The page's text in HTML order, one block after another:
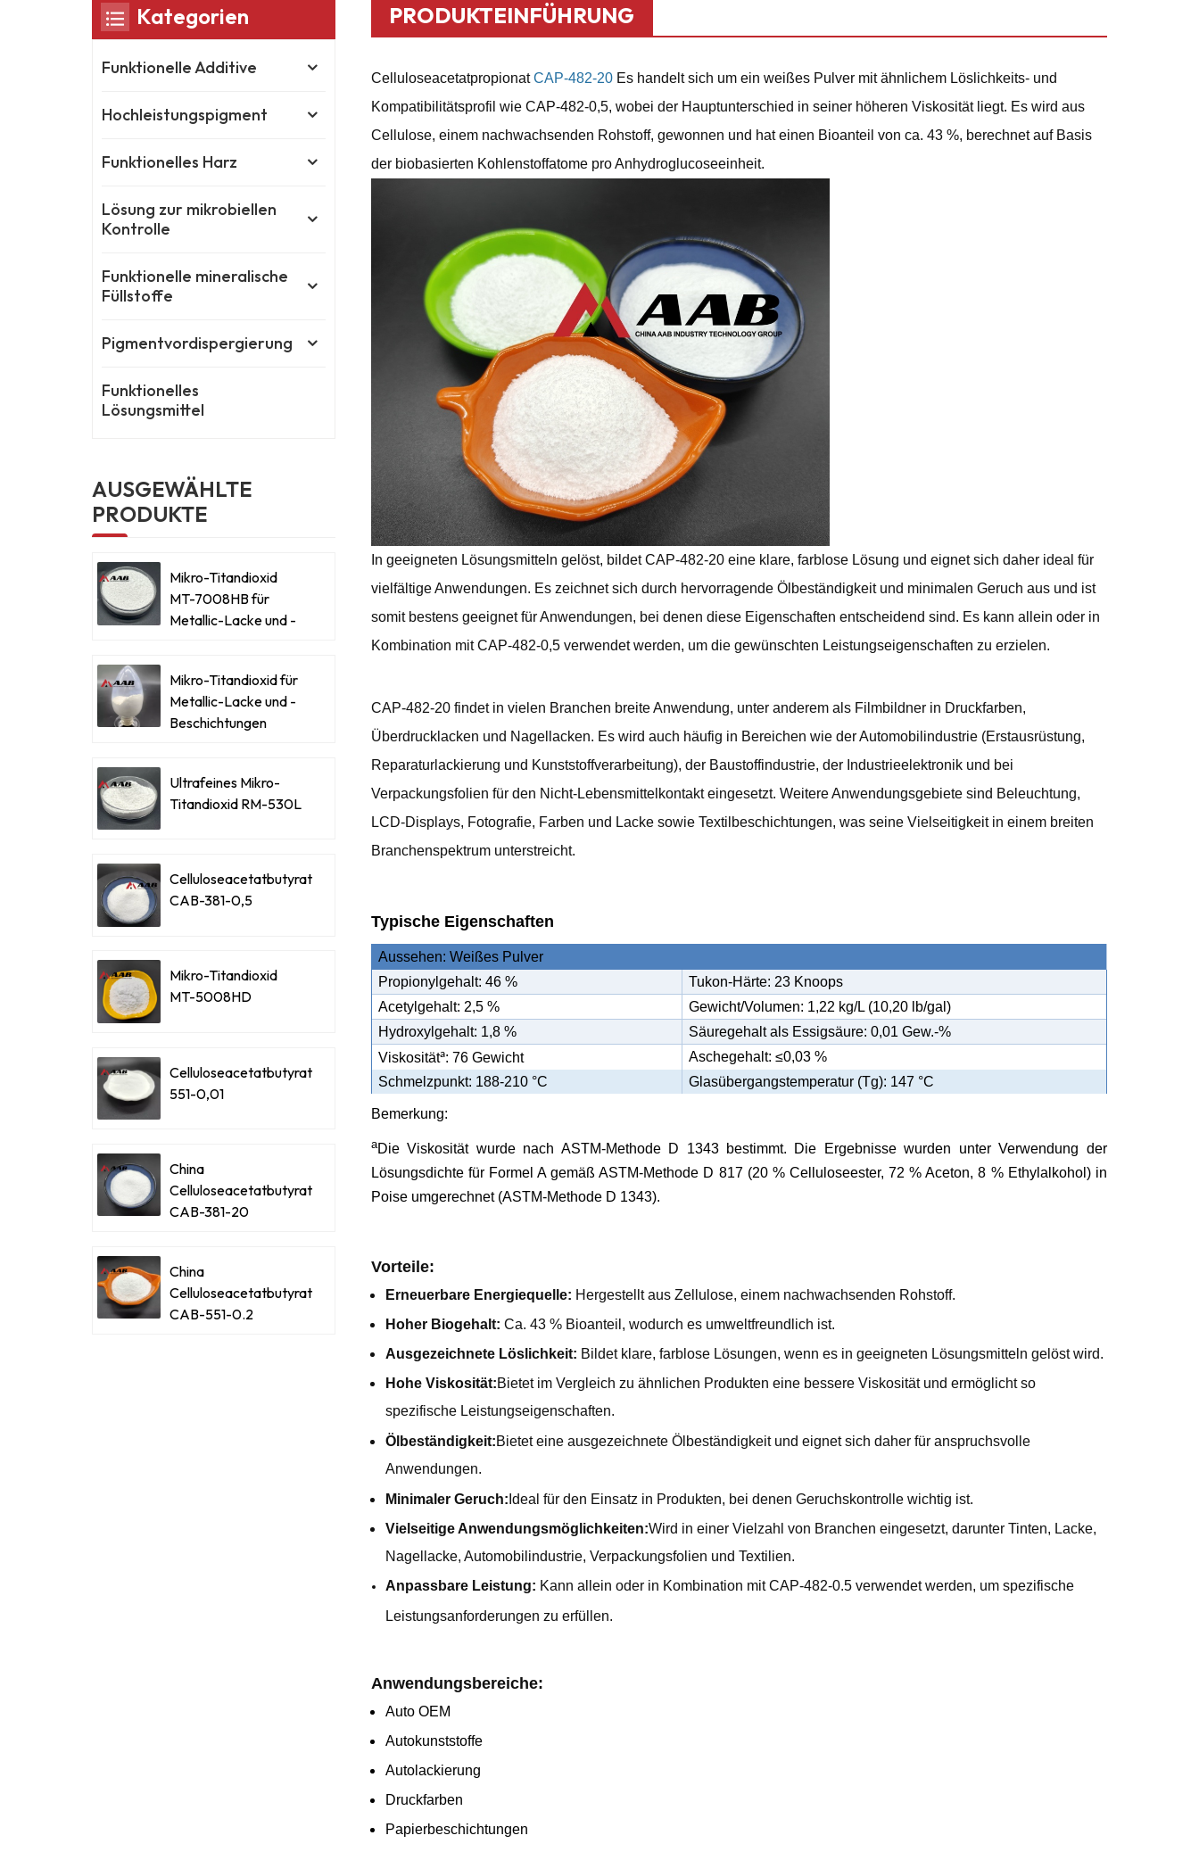
PRODUKTEINFÜHRUNG
CelluloseacetatpropionatCAP-482-20Es handelt sich um ein weißes Pulver mit ähnlichem Löslichkeits- und
Kompatibilitätsprofil wie CAP-482-0,5, wobei der Hauptunterschied in seiner höheren Viskosität liegt. Es wird aus
Cellulose, einem nachwachsenden Rohstoff, gewonnen und hat einen Bioanteil von ca. 43 %, berechnet auf Basis
der biobasierten Kohlenstoffatome pro Anhydroglucoseeinheit.
In geeigneten Lösungsmitteln gelöst, bildet CAP-482-20 eine klare, farblose Lösung und eignet sich daher ideal für
vielfältige Anwendungen. Es zeichnet sich durch hervorragende Ölbeständigkeit und minimalen Geruch aus und ist
somit bestens geeignet für Anwendungen, bei denen diese Eigenschaften entscheidend sind. Es kann allein oder in
Kombination mit CAP-482-0,5 verwendet werden, um die gewünschten Leistungseigenschaften zu erzielen.
CAP-482-20 findet in vielen Branchen breite Anwendung, unter anderem als Filmbildner in Druckfarben,
Überdrucklacken und Nagellacken. Es wird auch häufig in Bereichen wie der Automobilindustrie (Erstausrüstung,
Reparaturlackierung und Kunststoffverarbeitung), der Baustoffindustrie, der Industrieelektronik und bei
Verpackungsfolien für den Nicht-Lebensmittelkontakt eingesetzt. Weitere Anwendungsgebiete sind Beleuchtung,
LCD-Displays, Fotografie, Farben und Lacke sowie Textilbeschichtungen, was seine Vielseitigkeit in einem breiten
Branchenspektrum unterstreicht.
Typische Eigenschaften
Aussehen: Weißes Pulver
Propionylgehalt: 46 %
Tukon-Härte: 23 Knoops
Acetylgehalt: 2,5 %
Gewicht/Volumen: 1,22 kg/L (10,20 lb/gal)
Hydroxylgehalt: 1,8 %
Säuregehalt als Essigsäure: 0,01 Gew.-%
Viskositäta: 76 Gewicht
Aschegehalt: ≤0,03 %
Schmelzpunkt: 188-210 °C
Glasübergangstemperatur (Tg): 147 °C
Bemerkung:
aDie Viskosität wurde nach ASTM-Methode D 1343 bestimmt. Die Ergebnisse wurden unter Verwendung der
Lösungsdichte für Formel A gemäß ASTM-Methode D 817 (20 % Celluloseester, 72 % Aceton, 8 % Ethylalkohol) in
Poise umgerechnet (ASTM-Methode D 1343).
Vorteile:
Erneuerbare Energiequelle: Hergestellt aus Zellulose, einem nachwachsenden Rohstoff.
Hoher Biogehalt: Ca. 43 % Bioanteil, wodurch es umweltfreundlich ist.
Ausgezeichnete Löslichkeit: Bildet klare, farblose Lösungen, wenn es in geeigneten Lösungsmitteln gelöst wird.
Hohe Viskosität:Bietet im Vergleich zu ähnlichen Produkten eine bessere Viskosität und ermöglicht so
spezifische Leistungseigenschaften.
Ölbeständigkeit:Bietet eine ausgezeichnete Ölbeständigkeit und eignet sich daher für anspruchsvolle
Anwendungen.
Minimaler Geruch: Ideal für den Einsatz in Produkten, bei denen Geruchskontrolle wichtig ist.
Vielseitige Anwendungsmöglichkeiten:Wird in einer Vielzahl von Branchen eingesetzt, darunter Tinten, Lacke,
Nagellacke, Automobilindustrie, Verpackungsfolien und Textilien.
Anpassbare Leistung: Kann allein oder in Kombination mit CAP-482-0.5 verwendet werden, um spezifische
Leistungsanforderungen zu erfüllen.
Anwendungsbereiche:
Auto OEM
Autokunststoffe
Autolackierung
Druckfarben
Papierbeschichtungen
Kategorien
Funktionelle Additive
Hochleistungspigment
Funktionelles Harz
Lösung zur mikrobiellen
Kontrolle
Funktionelle mineralische
Füllstoffe
Pigmentvordispergierung
Funktionelles
Lösungsmittel
AUSGEWÄHLTE
PRODUKTE
Mikro-Titandioxid
MT-7008HB für
Metallic-Lacke und -
Mikro-Titandioxid für
Metallic-Lacke und -
Beschichtungen
Ultrafeines Mikro-
Titandioxid RM-530L
Celluloseacetatbutyrat
CAB-381-0,5
Mikro-Titandioxid
MT-5008HD
Celluloseacetatbutyrat
551-0,01
China
Celluloseacetatbutyrat
CAB-381-20
China
Celluloseacetatbutyrat
CAB-551-0.2